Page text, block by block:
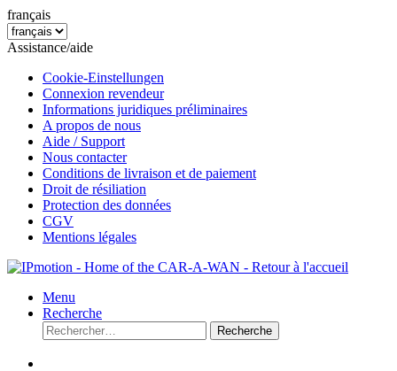
français
Assistance/aide
Cookie-Einstellungen
Connexion revendeur
Informations juridiques préliminaires
A propos de nous
Aide / Support
Nous contacter
Conditions de livraison et de paiement
Droit de résiliation
Protection des données
CGV
Mentions légales
Menu
Recherche
Recherche